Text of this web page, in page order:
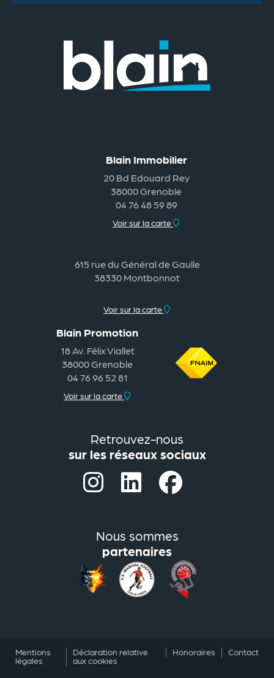
Blain Immobilier
20 Bd Edouard Rey
38000 Grenoble
04 76 48 59 89
Voir sur la carte
615 rue du Général de Gaulle
38330 Montbonnot
Voir sur la carte
Blain Promotion
18 Av. Félix Viallet
38000 Grenoble
04 76 96 52 81
Voir sur la carte
Retrouvez-nous
sur les réseaux sociaux
Nous sommes
partenaires
Footer
Mentions
légales
Déclaration relative
aux cookies
Honoraires Contact